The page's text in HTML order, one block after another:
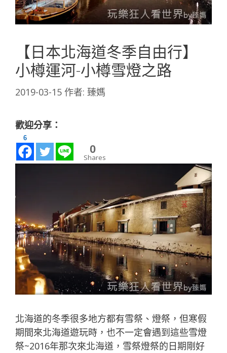
【日本北海道冬季自由行】
小樽運河-小樽雪燈之路
2019-03-15 作者: 臻媽
歡迎分享：
6
0
Shares
北海道的冬季很多地方都有雪祭、燈祭，但寒假
期間來北海道遊玩時，也不一定會遇到這些雪燈
祭~2016年那次來北海道，雪祭燈祭的日期剛好